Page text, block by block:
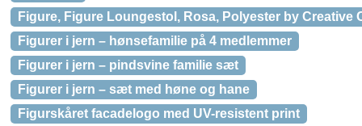
Figure, Figure Loungestol, Rosa, Polyester by Creative
Figurer i jern – hønsefamilie på 4 medlemmer
Figurer i jern – pindsvine familie sæt
Figurer i jern – sæt med høne og hane
Figurskåret facadelogo med UV-resistent print